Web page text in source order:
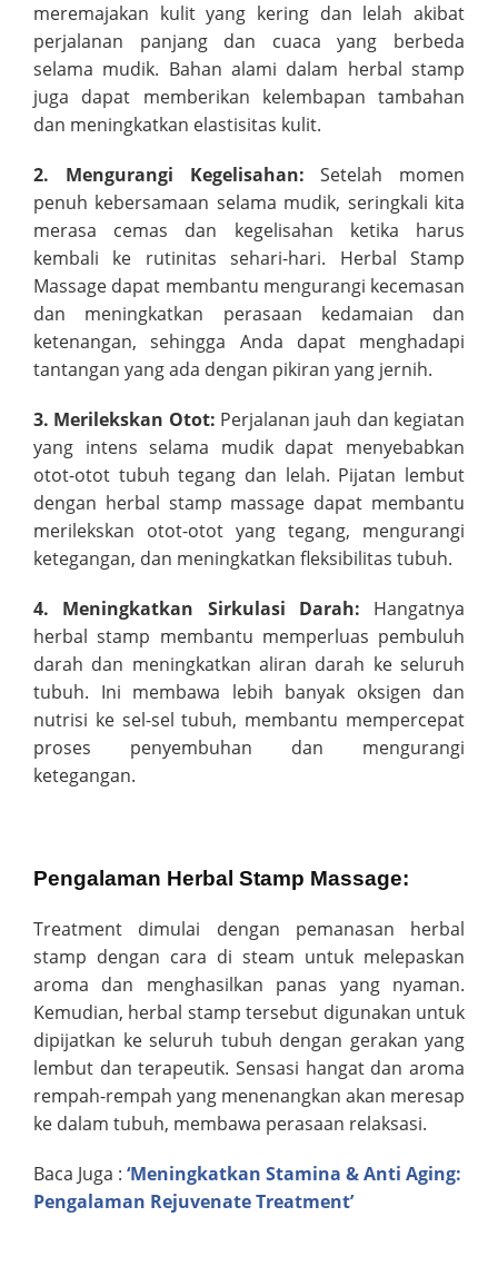
meremajakan kulit yang kering dan lelah akibat
perjalanan panjang dan cuaca yang berbeda
selama mudik. Bahan alami dalam herbal stamp
juga dapat memberikan kelembapan tambahan
dan meningkatkan elastisitas kulit.
2. Mengurangi Kegelisahan: Setelah momen
penuh kebersamaan selama mudik, seringkali kita
merasa cemas dan kegelisahan ketika harus
kembali ke rutinitas sehari-hari. Herbal Stamp
Massage dapat membantu mengurangi kecemasan
dan meningkatkan perasaan kedamaian dan
ketenangan, sehingga Anda dapat menghadapi
tantangan yang ada dengan pikiran yang jernih.
3. Merilekskan Otot: Perjalanan jauh dan kegiatan
yang intens selama mudik dapat menyebabkan
otot-otot tubuh tegang dan lelah. Pijatan lembut
dengan herbal stamp massage dapat membantu
merilekskan otot-otot yang tegang, mengurangi
ketegangan, dan meningkatkan fleksibilitas tubuh.
4. Meningkatkan Sirkulasi Darah: Hangatnya
herbal stamp membantu memperluas pembuluh
darah dan meningkatkan aliran darah ke seluruh
tubuh. Ini membawa lebih banyak oksigen dan
nutrisi ke sel-sel tubuh, membantu mempercepat
proses penyembuhan dan mengurangi
ketegangan.
Pengalaman Herbal Stamp Massage:
Treatment dimulai dengan pemanasan herbal
stamp dengan cara di steam untuk melepaskan
aroma dan menghasilkan panas yang nyaman.
Kemudian, herbal stamp tersebut digunakan untuk
dipijatkan ke seluruh tubuh dengan gerakan yang
lembut dan terapeutik. Sensasi hangat dan aroma
rempah-rempah yang menenangkan akan meresap
ke dalam tubuh, membawa perasaan relaksasi.
Baca Juga : ‘Meningkatkan Stamina & Anti Aging:
Pengalaman Rejuvenate Treatment’